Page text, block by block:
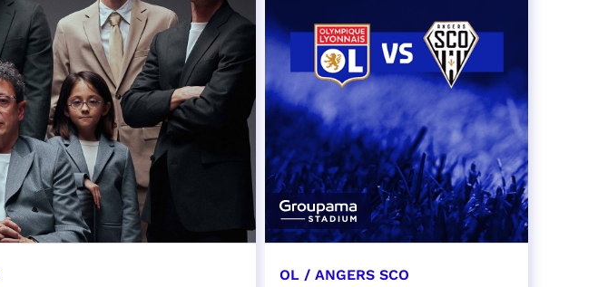
OL / ANGERS SCO